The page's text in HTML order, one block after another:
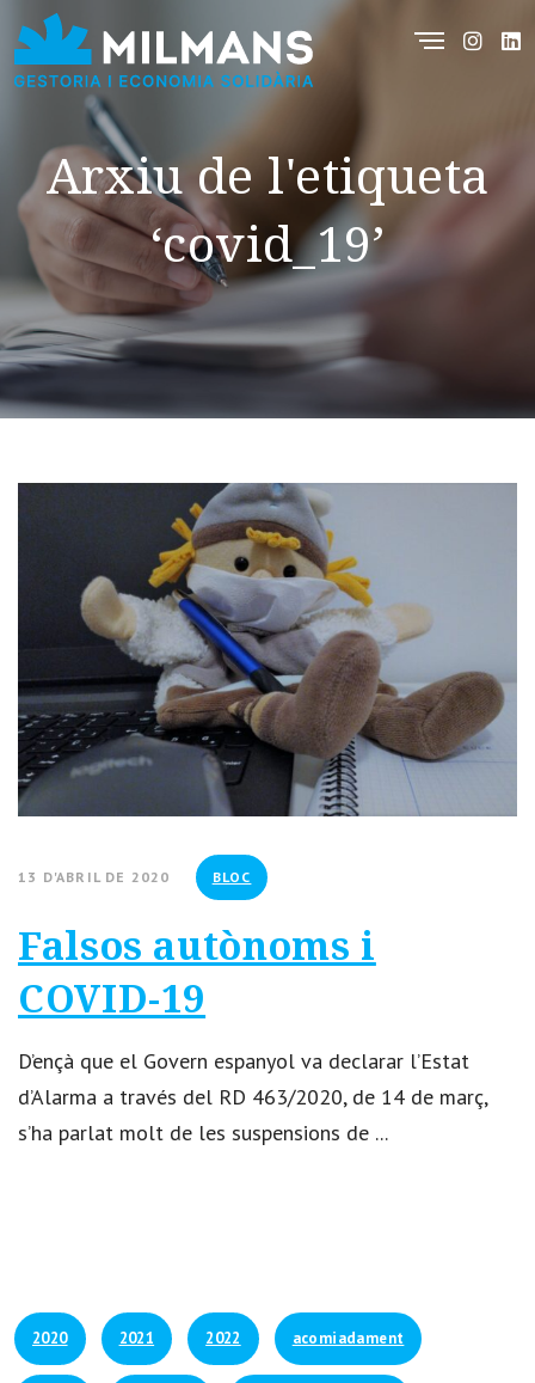
Arxiu de l'etiqueta
‘covid_19’
13 D'ABRIL DE 2020 BLOC
Falsos autònoms i
COVID-19
D’ençà que el Govern espanyol va declarar l’Estat
d’Alarma a través del RD 463/2020, de 14 de març,
s’ha parlat molt de les suspensions de ...
2020 2021 2022 acomiadament